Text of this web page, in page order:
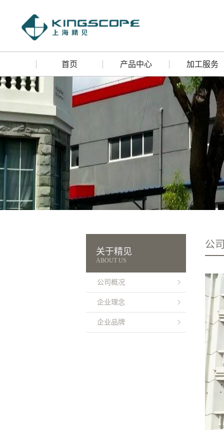
首页 产品中心 加工服务
关于精见
ABOUT US
公司概况
企业理念
企业品牌
公